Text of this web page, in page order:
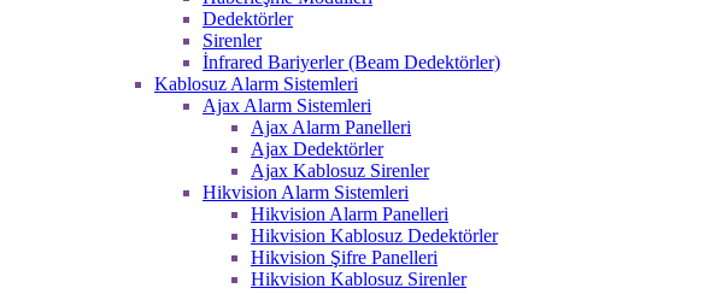
Dedektörler
Sirenler
İnfrared Bariyerler (Beam Dedektörler)
Kablosuz Alarm Sistemleri
Ajax Alarm Sistemleri
Ajax Alarm Panelleri
Ajax Dedektörler
Ajax Kablosuz Sirenler
Hikvision Alarm Sistemleri
Hikvision Alarm Panelleri
Hikvision Kablosuz Dedektörler
Hikvision Şifre Panelleri
Hikvision Kablosuz Sirenler